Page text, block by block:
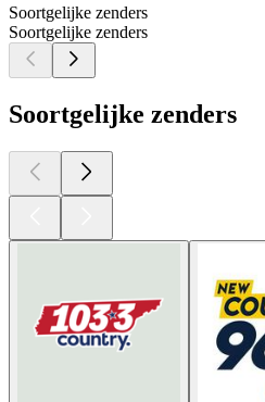
Soortgelijke zenders
Soortgelijke zenders
Soortgelijke zenders